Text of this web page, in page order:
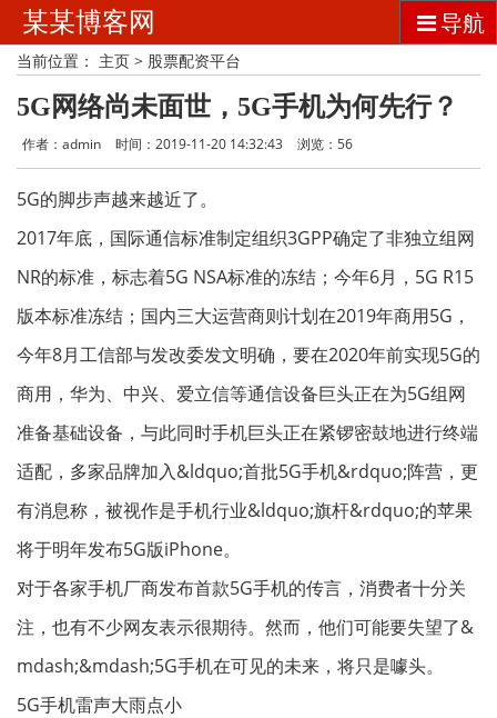
某某博客网 导航
当前位置： 主页 > 股票配资平台
5G网络尚未面世，5G手机为何先行？
作者：admin 时间：2019-11-20 14:32:43 浏览： 56
5G的脚步声越来越近了。
2017年底，国际通信标准制定组织3GPP确定了非独立组网
NR的标准，标志着5G NSA标准的冻结；今年6月，5G R15
版本标准冻结；国内三大运营商则计划在2019年商用5G，
今年8月工信部与发改委发文明确，要在2020年前实现5G的
商用，华为、中兴、爱立信等通信设备巨头正在为5G组网
准备基础设备，与此同时手机巨头正在紧锣密鼓地进行终端
适配，多家品牌加入&ldquo;首批5G手机&rdquo;阵营，更
有消息称，被视作是手机行业&ldquo;旗杆&rdquo;的苹果
将于明年发布5G版iPhone。
对于各家手机厂商发布首款5G手机的传言，消费者十分关
注，也有不少网友表示很期待。然而，他们可能要失望了&
mdash;&mdash;5G手机在可见的未来，将只是噱头。
5G手机雷声大雨点小